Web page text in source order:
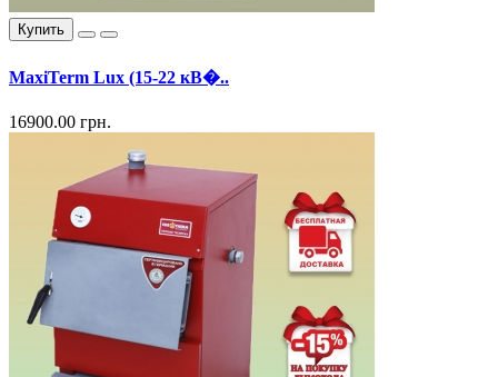
Купить
MaxiTerm Lux (15-22 кВ�..
16900.00 грн.